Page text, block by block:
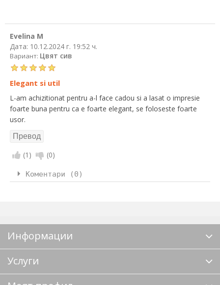
Evelina M
Дата: 10.12.2024 г. 19:52 ч.
Вариант: Цвят сив
Elegant si util
L-am achizitionat pentru a-l face cadou si a lasat o impresie
foarte buna pentru ca e foarte elegant, se foloseste foarte
usor.
(1 ) (0)
Коментари (0)
Информации
Услуги